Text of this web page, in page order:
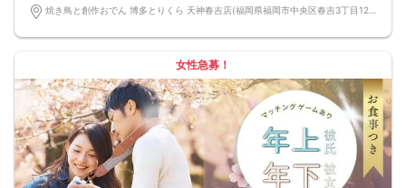
■中止判断タイミング
前日20時、または開催6時間前の時点で最少開催人数に満たない場合
→ お酒が飲めない方にはソフトドリンクも豊富にご用意しています！
女性急募！